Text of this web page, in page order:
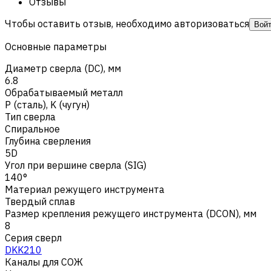
Чтобы оставить отзыв, необходимо авторизоваться
Основные параметры
Диаметр сверла (DC), мм
6.8
Обрабатываемый металл
Р (сталь), K (чугун)
Тип сверла
Спиральное
Глубина сверления
5D
Угол при вершине сверла (SIG)
140°
Материал режущего инструмента
Твердый сплав
Размер крепления режущего инструмента (DCON), мм
8
Серия сверл
DKK210
Каналы для СОЖ